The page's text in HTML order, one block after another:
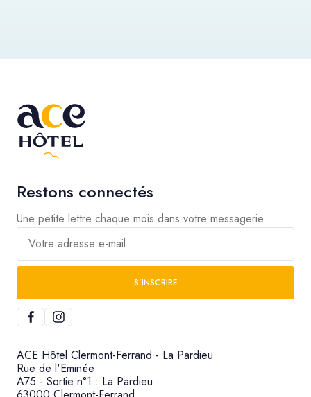
Restons connectés
Une petite lettre chaque mois dans votre messagerie
Votre adresse e-mail
S’INSCRIRE
ACE Hôtel Clermont-Ferrand - La Pardieu
Rue de l'Eminée
A75 - Sortie n°1 : La Pardieu